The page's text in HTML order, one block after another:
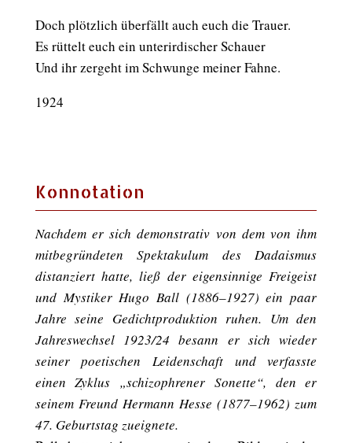
Doch plötzlich überfällt auch euch die Trauer.
Es rüttelt euch ein unterirdischer Schauer
Und ihr zergeht im Schwunge meiner Fahne.
1924
Konnotation
Nachdem er sich demonstrativ von dem von ihm
mitbegründeten Spektakulum des Dadaismus
distanziert hatte, ließ der eigensinnige Freigeist
und Mystiker Hugo Ball (1886–1927) ein paar
Jahre seine Gedichtproduktion ruhen. Um den
Jahreswechsel 1923/24 besann er sich wieder
seiner poetischen Leidenschaft und verfasste
einen Zyklus „schizophrener Sonette“, den er
seinem Freund Hermann Hesse (1877–1962) zum
47. Geburtstag zueignete.